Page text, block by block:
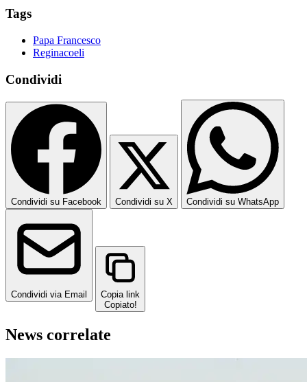
Tags
Papa Francesco
Reginacoeli
Condividi
Condividi su Facebook Condividi su X Condividi su WhatsApp
Condividi via Email
Copia link
Copiato!
News correlate